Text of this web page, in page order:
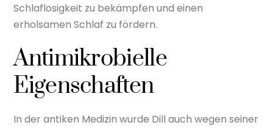
Schlaflosigkeit zu bekämpfen und einen
erholsamen Schlaf zu fördern.
Antimikrobielle
Eigenschaften
In der antiken Medizin wurde Dill auch wegen seiner